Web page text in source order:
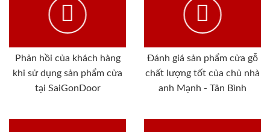
Phản hồi của khách hàng
khi sử dụng sản phẩm cửa
tại SaiGonDoor
Đánh giá sản phẩm cửa gỗ
chất lượng tốt của chủ nhà
anh Mạnh - Tân Bình